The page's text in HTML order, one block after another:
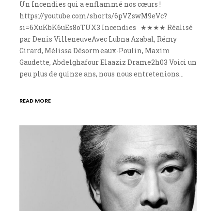
Un Incendies qui a enflammé nos cœurs !
https://youtube.com/shorts/6pVZswM9eVc?
si=6XuKbK6uEs8oTUX3 Incendies ★★★★ Réalisé
par Denis VilleneuveAvec Lubna Azabal, Rémy
Girard, Mélissa Désormeaux-Poulin, Maxim
Gaudette, Abdelghafour Elaaziz Drame2h03 Voici un
peu plus de quinze ans, nous nous entretenions…
READ MORE